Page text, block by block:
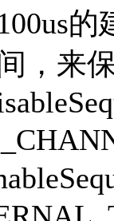
，来